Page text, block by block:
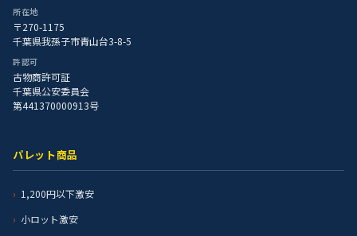
所在地
〒270-1175
千葉県我孫子市青山台3-8-5
許認可
古物商許可証
千葉県公安委員会
第441370000913号
パレット商品
1,200円以下激安
小ロット激安